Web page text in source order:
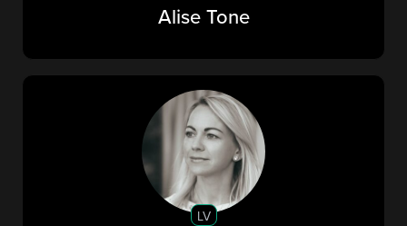
Alise Tone
LV